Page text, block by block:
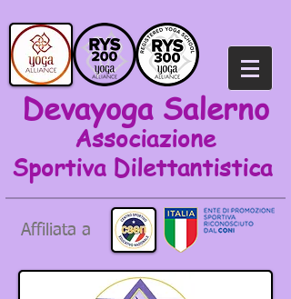
Devayoga Salerno
Associazione
Sportiva Dilettantistica
Affiliata a